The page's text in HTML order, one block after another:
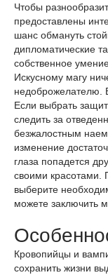
Чтобы
предоставлены
шанс обмануть
дипломатические
собственное
Искусному магу
недоброжелателю.
Если выбрать
следить за
безжалостным
изменение
глаза попадется
своими красотами.
выберите
можете заключить
Кровопийцы и
сохранить жизни